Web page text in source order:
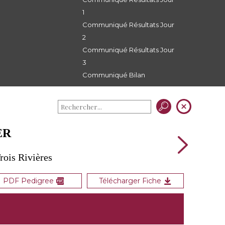
1
Communiqué Résultats Jour
2
Communiqué Résultats Jour
3
Communiqué Bilan
Rivières
PDF Pedigree Télécharger Fiche